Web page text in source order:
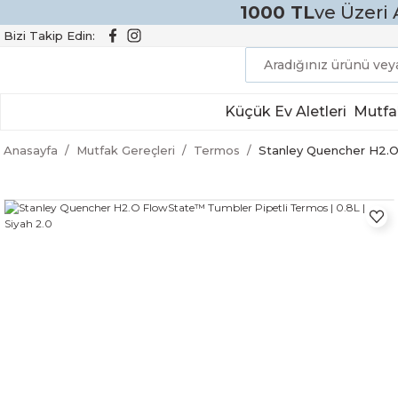
1000 TLve Üzeri
Bizi Takip Edin:
Küçük Ev Aletleri
Anasayfa Mutfak Gereçleri Termos Stanley Quencher